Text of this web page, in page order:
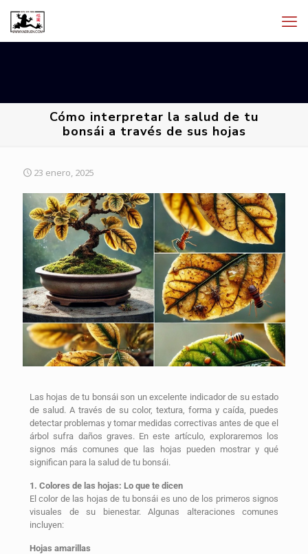
Cómo interpretar la salud de tu
bonsái a través de sus hojas
23 enero, 2025
Las hojas de tu bonsái son un excelente indicador de su estado
de salud. A través de su color, textura, forma y caída, puedes
detectar problemas y tomar medidas correctivas antes de que el
árbol sufra daños graves. En este artículo, exploraremos los
signos más comunes que las hojas pueden mostrar y qué
significan para la salud de tu bonsái.
1. Colores de las hojas: Lo que te dicen
El color de las hojas de tu bonsái es uno de los primeros signos
visuales de su bienestar. Algunas alteraciones comunes
incluyen:
Hojas amarillas